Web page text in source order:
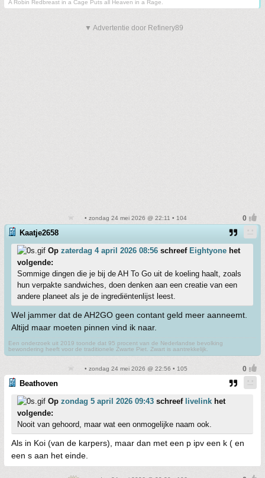
A Robin Redbreast in a Cage Puts all Heaven in a Rage.
▼ Advertentie door Refinery89
• zondag 24 mei 2026 @ 22:11 • 104
Kaatje2658
Op zaterdag 4 april 2026 08:56 schreef Eightyone het
volgende:
Sommige dingen die je bij de AH To Go uit de koeling haalt, zoals
hun verpakte sandwiches, doen denken aan een creatie van een
andere planeet als je de ingrediëntenlijst leest.
Wel jammer dat de AH2GO geen contant geld meer aanneemt.
Altijd maar moeten pinnen vind ik naar.
Een onderzoek uit 2019 toonde dat 95 procent van de Nederlandse bevolking
bewondering heeft voor de traditionele Zwarte Piet. Zwart is aantrekkelijk.
• zondag 24 mei 2026 @ 22:56 • 105
Beathoven
Op zondag 5 april 2026 09:43 schreef livelink het
volgende:
Nooit van gehoord, maar wat een onmogelijke naam ook.
Als in Koi (van de karpers), maar dan met een p ipv een k ( en
een s aan het einde.